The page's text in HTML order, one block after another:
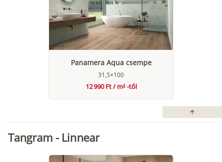
Panamera Aqua csempe
31,5×100
12 990 Ft / m² -től
arrow_upward
Tangram - Linnear